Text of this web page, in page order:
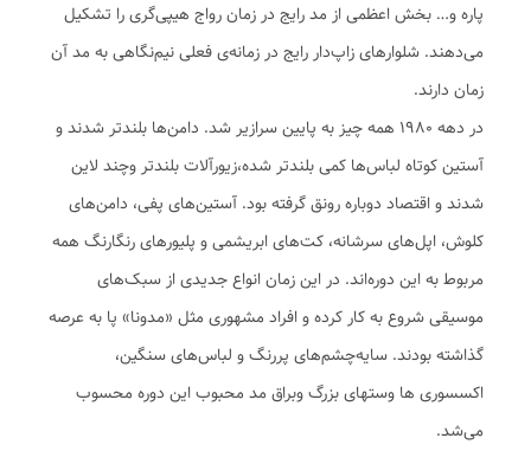
پاره و… بخش اعظمی از مد رایج در زمان رواج هیپی‌گری را تشکیل
می‌دهند. شلوارهای زاپ‌دار رایج در زمانه‌ی فعلی نیم‌نگاهی به مد آن
زمان دارند.
در دهه 1980 همه چیز به پایین سرازیر شد. دامن‌ها بلندتر شدند و
آستین کوتاه لباس‌ها کمی بلندتر شده،زیورآلات بلندتر وچند لاین
شدند و اقتصاد دوباره رونق گرفته بود. آستین‌های پفی، دامن‌های
کلوش، اپل‌های سرشانه، کت‌های ابریشمی و پلیورهای رنگارنگ همه
مربوط به این دوره‌اند. در این زمان انواع جدیدی از سبک‌های
موسیقی شروع به کار کرده و افراد مشهوری مثل «مدونا» پا به عرصه
گذاشته بودند. سایه‌چشم‌های پررنگ و لباس‌های سنگین،
اکسسوری ها وستهای بزرگ وبراق مد محبوب این دوره محسوب
می‌شد.